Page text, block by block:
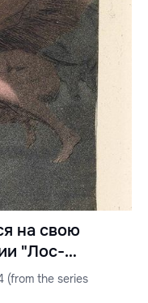
на свою
"Лос-
(from the series